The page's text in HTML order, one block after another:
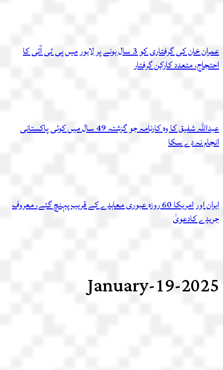
عمران خان کی گرفتاری کو 3 سال ہونے پر لاہور میں پی ٹی آئی کا
احتجاج، متعدد کارکن گرفتار
عبداللہ شفیق کا وہ کارنامہ جو گزشتہ 49 سال میں کوئی پاکستانی
انجام نہ دے سکا
ایران اور امریکا 60 روزہ عبوری معاہدے کے قریب پہنچ گئے، معروف
جریدے کادعویٰ
2025-January-19